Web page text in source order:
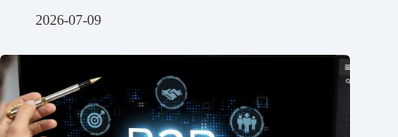
2026-07-09